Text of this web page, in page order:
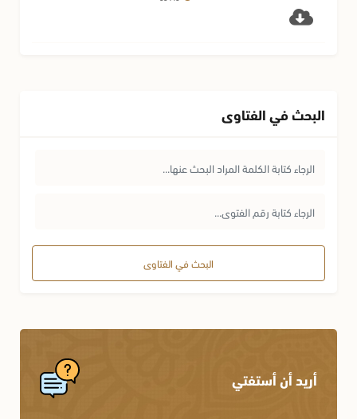
البحث في الفتاوى
البحث في الفتاوى
أريد أن أستفتي